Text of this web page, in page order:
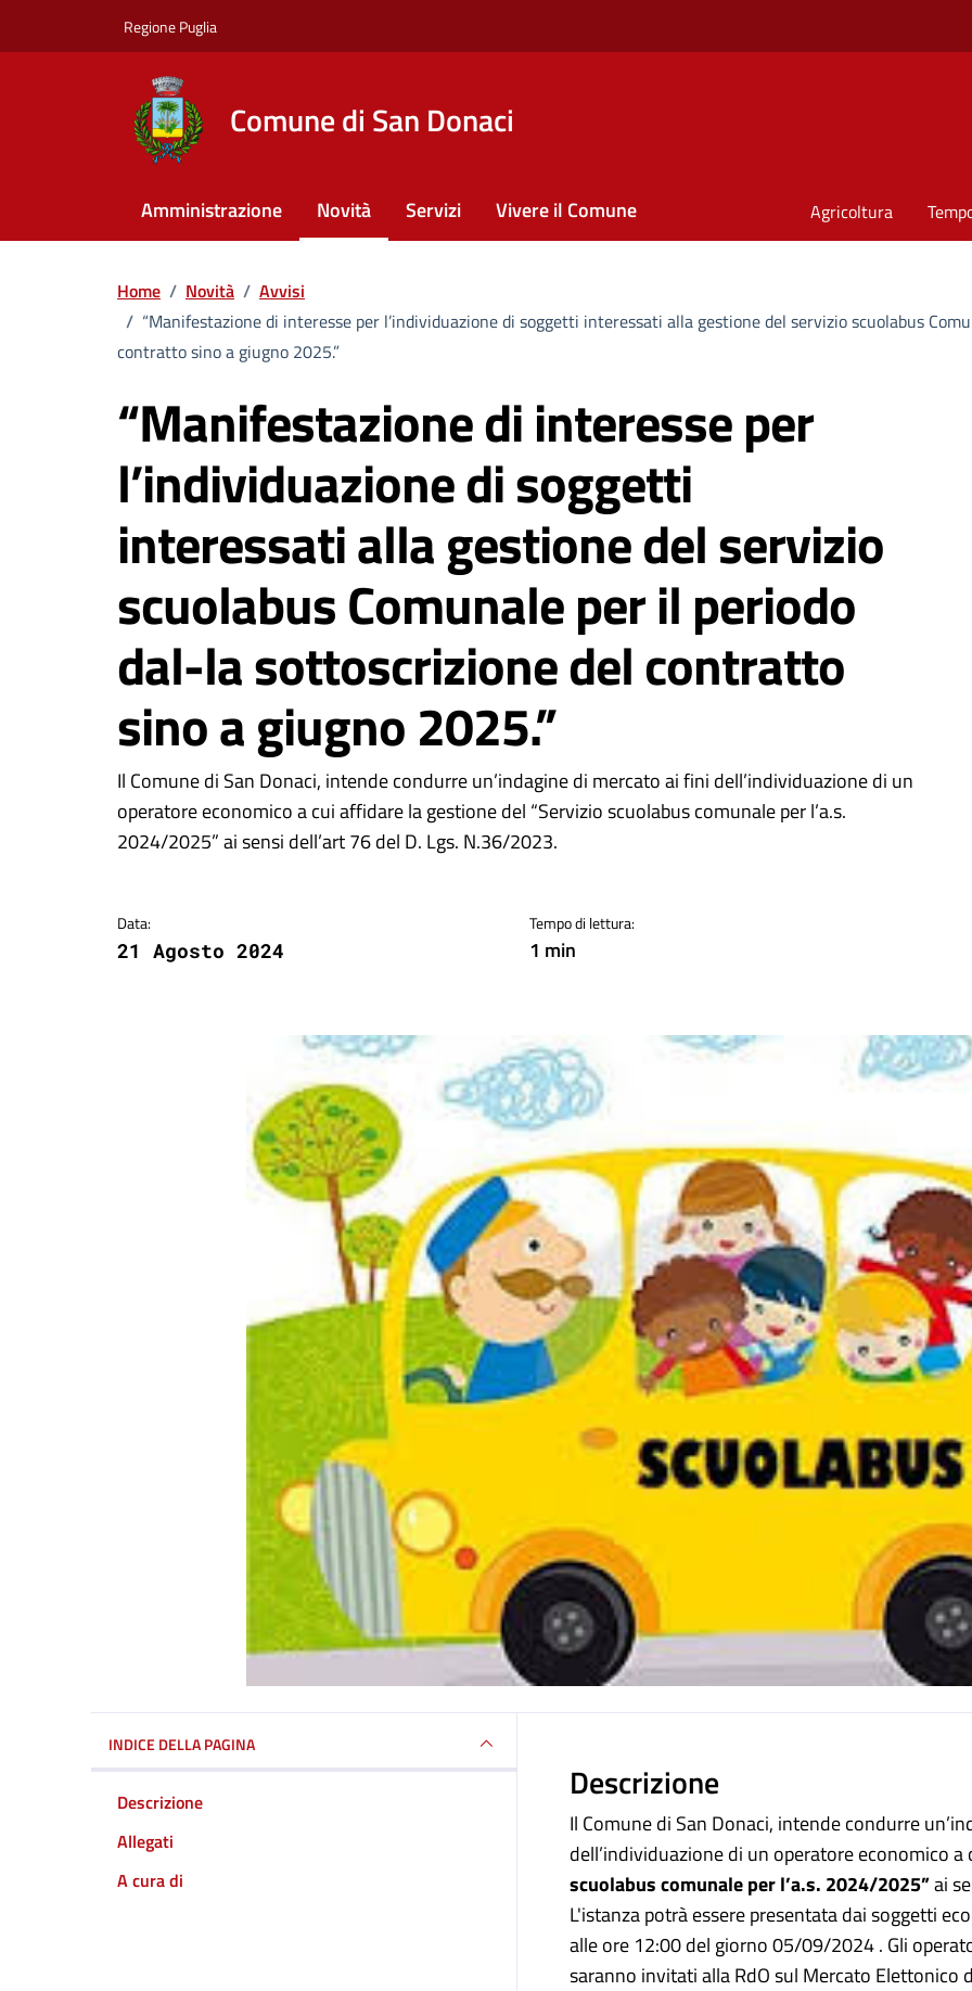
Regione Puglia
Comune di San Donaci
Amministrazione Novità Servizi Vivere il Comune Agricoltura
Home / Novità / Avvisi
/ “Manifestazione di interesse per l’individuazione di soggetti interessati alla gestione del servizio scuolabus
contratto sino a giugno 2025.”
“Manifestazione di interesse per
l’individuazione di soggetti
interessati alla gestione del servizio
scuolabus Comunale per il periodo
dal-la sottoscrizione del contratto
sino a giugno 2025.”
Dettagli della notizia
Il Comune di San Donaci, intende condurre un’indagine di mercato ai fini dell’individuazione di un
operatore economico a cui affidare la gestione del “Servizio scuolabus comunale per l’a.s.
2024/2025” ai sensi dell’art 76 del D. Lgs. N.36/2023.
Data:
21 Agosto 2024
Tempo di lettura:
1 min
INDICE DELLA PAGINA
Descrizione
Allegati
A cura di
Descrizione
Il Comune di San Donaci, intende condurre
dell’individuazione di un operatore economico a
scuolabus comunale per l’a.s. 2024/2025”ai
L'istanza potrà essere presentata dai soggetti
alle ore 12:00 del giorno 05/09/2024 . Gli
saranno invitati alla RdO sul Mercato Elettonico